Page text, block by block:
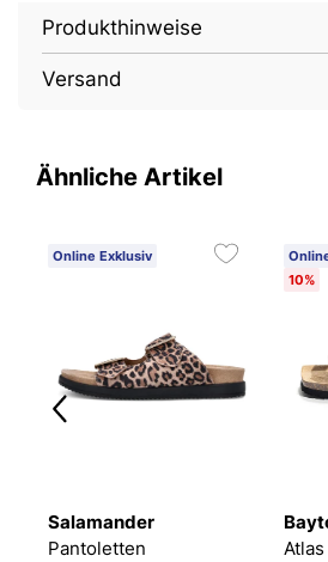
Produkthinweise
Versand
Ähnliche Artikel
Online Exklusiv
Salamander
Pantoletten
10%